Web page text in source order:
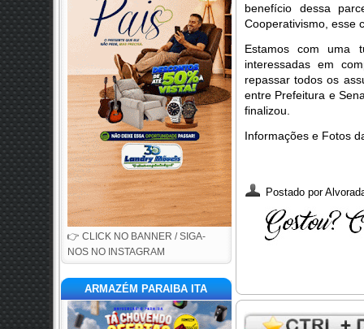
👉 CLICK NO BANNER / SIGA-
NOS NO INSTAGRAM
ARMAZÉM PARAIBA ITA
benefício dessa
Cooperativismo, esse
Estamos com uma
interessadas em
repassar todos os
entre Prefeitura e
finalizou.
Informações e Fotos
Postado por